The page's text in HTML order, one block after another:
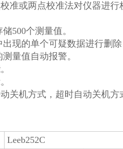
准或两点校准法对仪器进
500个测量值。
现的单个可疑数据进行删
量值自动报警。
关机方式，超时自动关机
Leeb252C